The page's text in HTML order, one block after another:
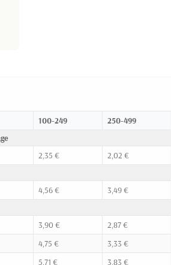
100-249 250-499
2,35 € 2,02 €
4,56 € 3,49 €
3,90 € 2,87 €
4,75 € 3,33 €
5,71 € 3,83 €